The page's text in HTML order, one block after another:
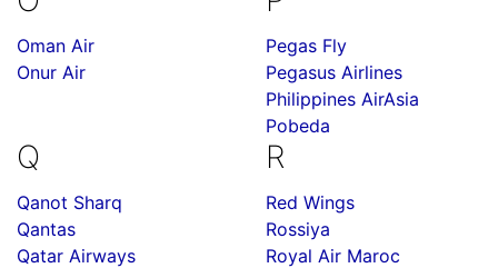
Oman Air
Onur Air
Pegas Fly
Pegasus Airlines
Philippines AirAsia
Pobeda
Q
Qanot Sharq
Qantas
Qatar Airways
R
Red Wings
Rossiya
Royal Air Maroc